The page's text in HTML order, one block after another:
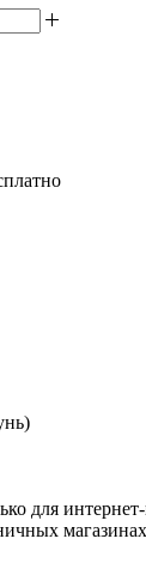
для
магазинах